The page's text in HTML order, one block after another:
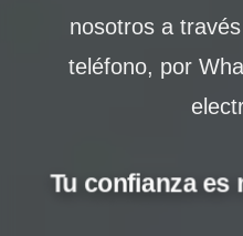
nosotros a
teléfono, por
Tu confianza